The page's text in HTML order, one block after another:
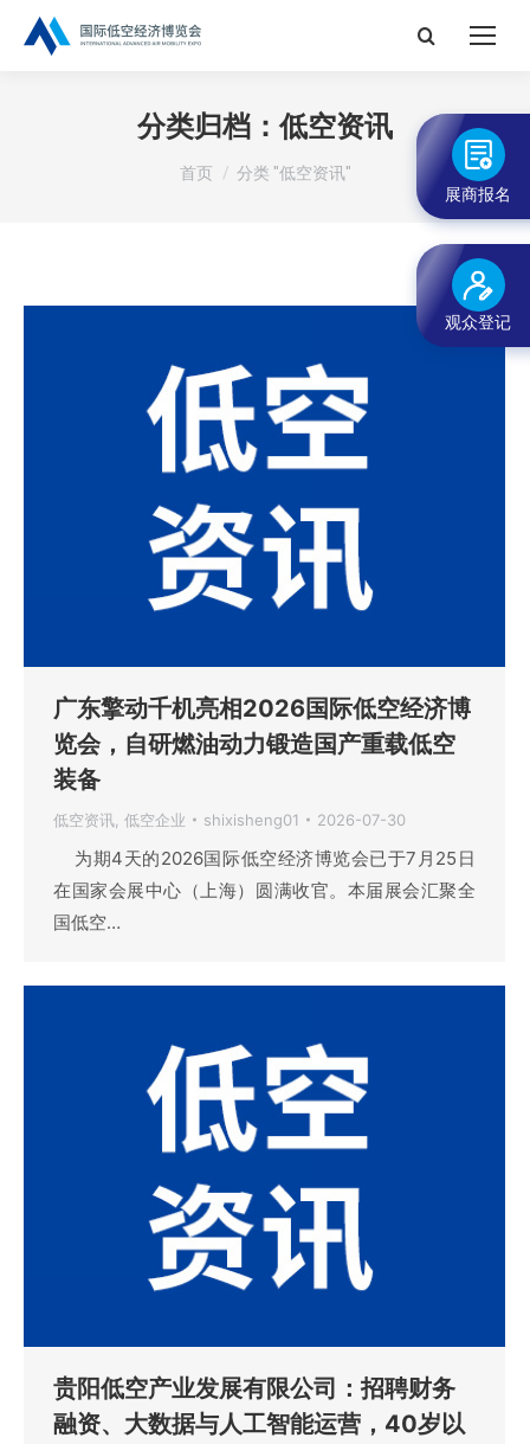
搜
分类归档：低空资讯
您在这里：
首页 分类 "低空资讯"
广东擎动千机亮相2026国际低空经济博
览会，自研燃油动力锻造国产重载低空
装备
低空资讯, 低空企业 shixisheng01 2026-07-30
为期4天的2026国际低空经济博览会已于7月25日
在国家会展中心（上海）圆满收官。本届展会汇聚全
国低空…
贵阳低空产业发展有限公司：招聘财务
融资、大数据与人工智能运营，40岁以
展商报名
观众登记